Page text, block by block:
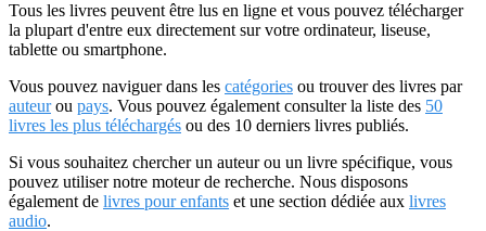
Tous les livres peuvent être lus en ligne et vous pouvez télécharger
la plupart d'entre eux directement sur votre ordinateur, liseuse,
tablette ou smartphone.
Vous pouvez naviguer dans les catégories ou trouver des livres par
auteurou pays. Vous pouvez également consulter la liste des 50
livres les plus téléchargés ou des 10 derniers livres publiés.
Si vous souhaitez chercher un auteur ou un livre spécifique, vous
pouvez utiliser notre moteur de recherche. Nous disposons
également de livres pour enfants et une section dédiée aux livres
audio.